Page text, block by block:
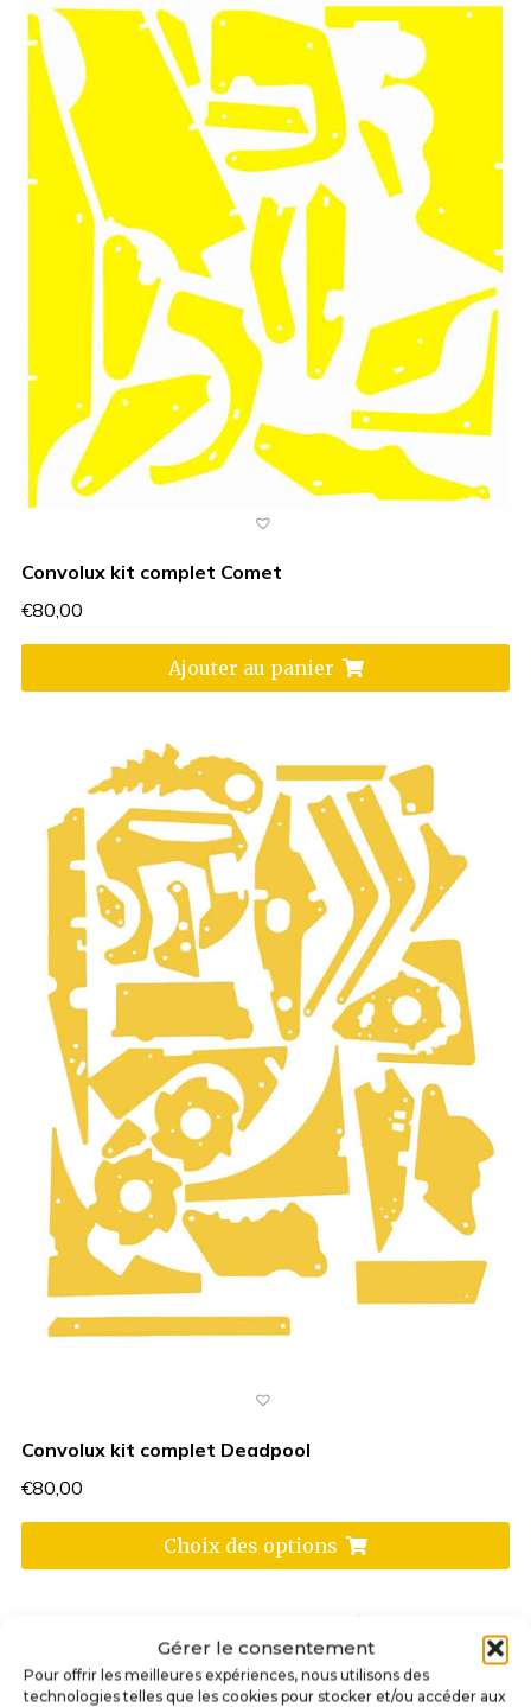
Gérer le consentement
Pour offrir les meilleures expériences, nous utilisons des
technologies telles que les cookies pour stocker et/ou accéder aux
Convolux kit complet Comet
€80,00
Ajouter au panier
Convolux kit complet Deadpool
€80,00
Choix des options